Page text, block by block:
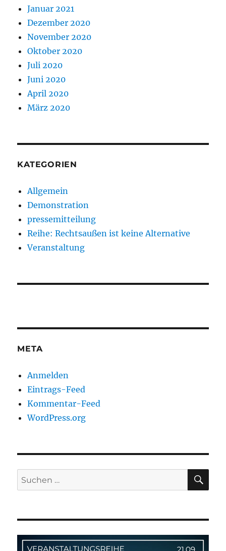
Januar 2021
Dezember 2020
November 2020
Oktober 2020
Juli 2020
Juni 2020
April 2020
März 2020
KATEGORIEN
Allgemein
Demonstration
pressemitteilung
Reihe: Rechtsaußen ist keine Alternative
Veranstaltung
META
Anmelden
Eintrags-Feed
Kommentar-Feed
WordPress.org
Suchen
nach: